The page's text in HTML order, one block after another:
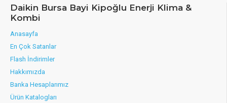
Daikin Bursa Bayi Kipoğlu Enerji Klima &
Kombi
Anasayfa
En Çok Satanlar
Flash İndirimler
Hakkımızda
Banka Hesaplarımız
Ürün Katalogları